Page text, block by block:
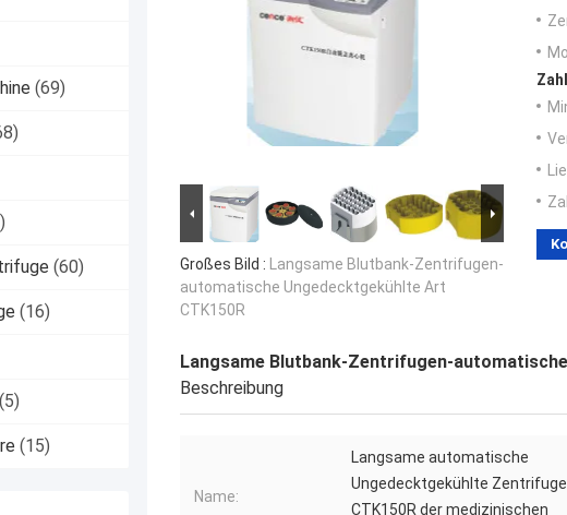
(69)
(60)
(16)
(5)
(15)
Großes Bild : Langsame Blutbank-Zentrifugen-
automatische Ungedecktgekühlte Art
CTK150R
Langsame Blutbank-Zentrifugen-
Beschreibung
Name:
Langsame automatische
Ungedecktgekühlte Zentrifuge
CTK150R der medizinischen